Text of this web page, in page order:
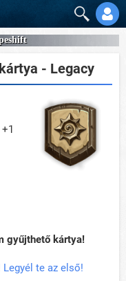
- Legacy
gyűjthető kártya!
Legyél te az első!